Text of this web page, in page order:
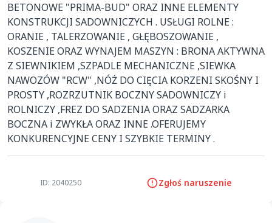
BETONOWE "PRIMA-BUD" ORAZ INNE ELEMENTY
KONSTRUKCJI SADOWNICZYCH . USŁUGI ROLNE :
ORANIE , TALERZOWANIE , GŁĘBOSZOWANIE ,
KOSZENIE ORAZ WYNAJEM MASZYN : BRONA AKTYWNA
Z SIEWNIKIEM ,SZPADLE MECHANICZNE ,SIEWKA
NAWOZÓW "RCW" ,NÓŻ DO CIĘCIA KORZENI SKOŚNY I
PROSTY ,ROZRZUTNIK BOCZNY SADOWNICZY i
ROLNICZY ,FREZ DO SADZENIA ORAZ SADZARKA
BOCZNA i ZWYKŁA ORAZ INNE .OFERUJEMY
KONKURENCYJNE CENY I SZYBKIE TERMINY .
ID: 2040250 Zgłoś naruszenie